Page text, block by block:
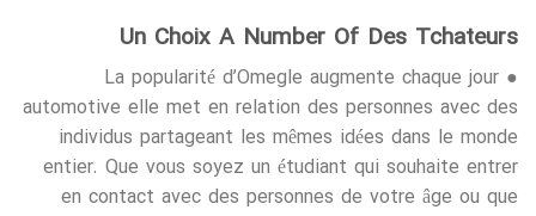
Un Choix A Number Of Des Tchateurs
● La popularité d’Omegle augmente chaque jour
automotive elle met en relation des personnes avec des
individus partageant les mêmes idées dans le monde
entier. Que vous soyez un étudiant qui souhaite entrer
en contact avec des personnes de votre âge ou que